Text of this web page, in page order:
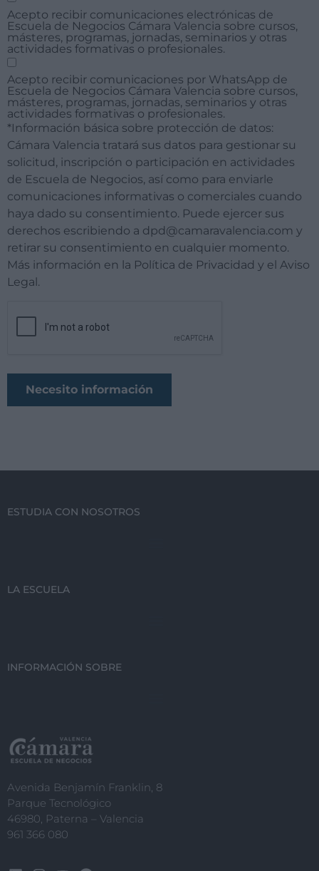
Acepto recibir comunicaciones electrónicas de
Escuela de Negocios Cámara Valencia sobre cursos,
másteres, programas, jornadas, seminarios y otras
actividades formativas o profesionales.
Acepto recibir comunicaciones por WhatsApp de
Escuela de Negocios Cámara Valencia sobre cursos,
másteres, programas, jornadas, seminarios y otras
actividades formativas o profesionales.
*Información básica sobre protección de datos:
Cámara Valencia tratará sus datos para gestionar su
solicitud, inscripción o participación en actividades
de Escuela de Negocios, así como para enviarle
comunicaciones informativas o comerciales cuando
haya dado su consentimiento. Puede ejercer sus
derechos escribiendo a dpd@camaravalencia.com y
retirar su consentimiento en cualquier momento.
Más información en la Política de Privacidad y el Aviso
Legal.
ESTUDIA CON NOSOTROS
LA ESCUELA
INFORMACIÓN SOBRE
Avenida Benjamín Franklin, 8
Parque Tecnológico
46980, Paterna – Valencia
961 366 080